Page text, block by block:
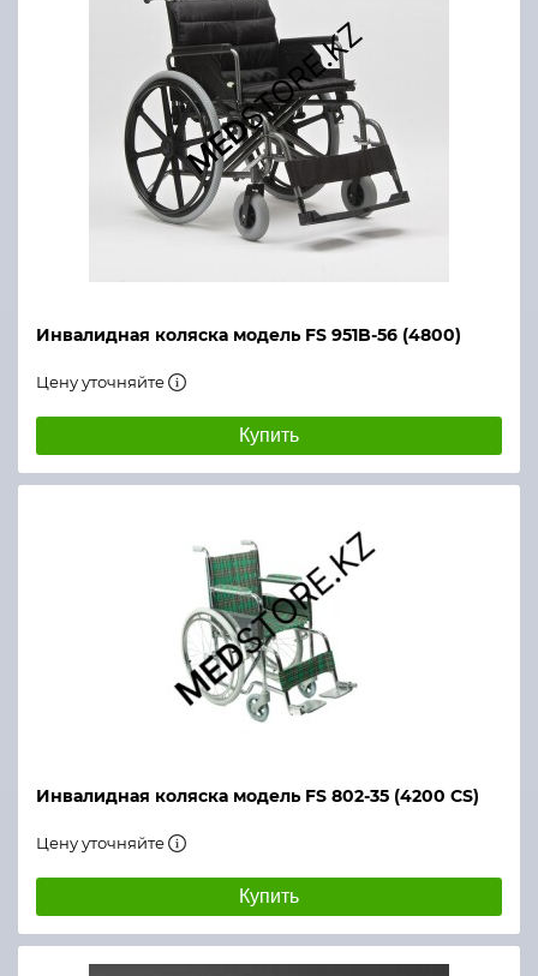
Инвалидная коляска модель FS 951B-56 (4800)
Цену уточняйте
Купить
Инвалидная коляска модель FS 802-35 (4200 CS)
Цену уточняйте
Купить